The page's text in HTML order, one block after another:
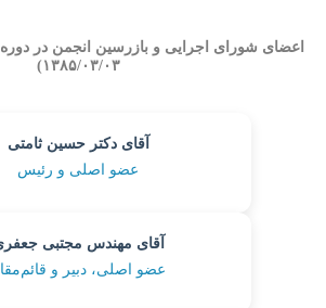
۱۳۸۵/۰۳/۰۳)
آقای دکتر حسین ثامتی
عضو اصلی و رئیس
آقای مهندس مجتبی جعفری
عضو اصلی، دبیر و قائم‌مقام